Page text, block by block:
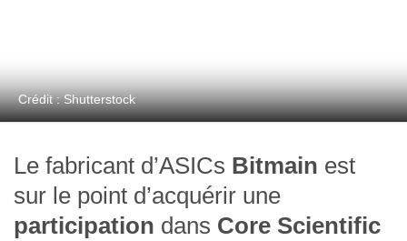
Crédit : Shutterstock
Le fabricant d’ASICs Bitmain est
sur le point d’acquérir une
participation dans Core Scientific